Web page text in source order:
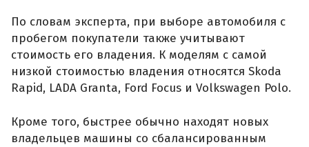
По словам эксперта, при выборе автомобиля с
пробегом покупатели также учитывают
стоимость его владения. К моделям с самой
низкой стоимостью владения относятся Skoda
Rapid, LADA Granta, Ford Focus и Volkswagen Polo.
Кроме того, быстрее обычно находят новых
владельцев машины со сбалансированным